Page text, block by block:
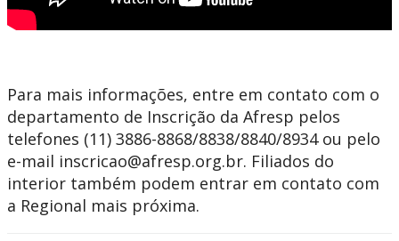
Para mais informações, entre em contato com o
departamento de Inscrição da Afresp pelos
telefones (11) 3886-8868/8838/8840/8934 ou pelo
e-mail inscricao@afresp.org.br. Filiados do
interior também podem entrar em contato com
a Regional mais próxima.